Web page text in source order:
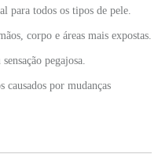
para todos os tipos de pele.
corpo e áreas mais expostas.
pegajosa.
causados por mudanças